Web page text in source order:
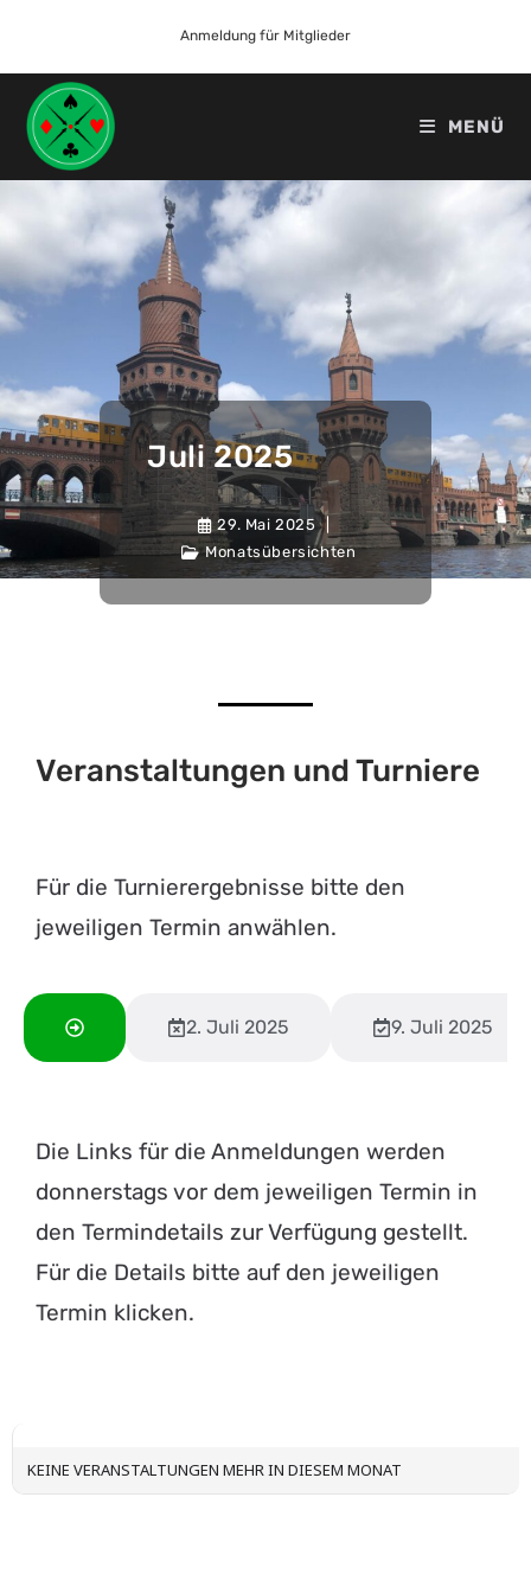
Anmeldung für Mitglieder
MENÜ
Juli 2025
29. Mai 2025
Monatsübersichten
Veranstaltungen und Turniere
Für die Turnierergebnisse bitte den
jeweiligen Termin anwählen.
2. Juli 2025 9. Juli 2025
Die Links für die Anmeldungen werden
donnerstags vor dem jeweiligen Termin in
den Termindetails zur Verfügung gestellt.
Für die Details bitte auf den jeweiligen
Termin klicken.
KEINE VERANSTALTUNGEN MEHR IN DIESEM MONAT